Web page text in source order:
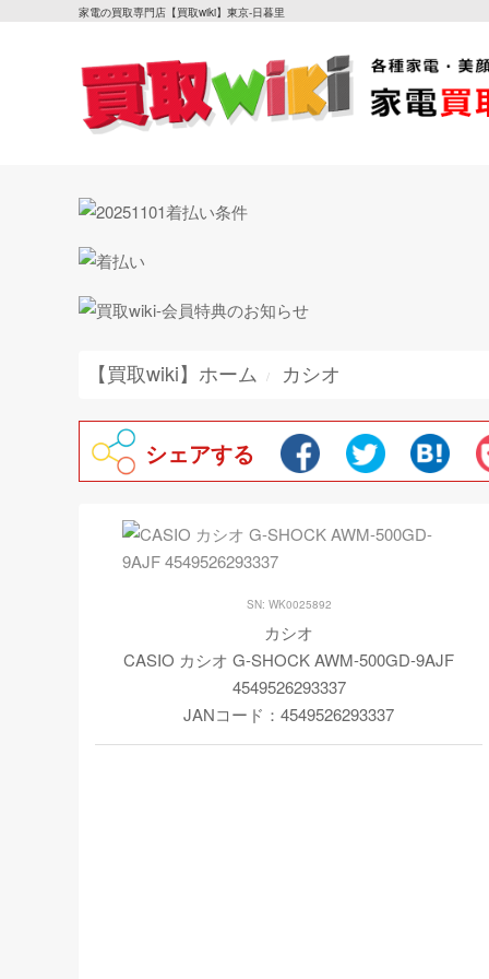
家電の買取専門店【買取wiki】東京-日暮里
【買取wiki】ホーム カシオ
シェアする
SN: WK0025892
カシオ
CASIO カシオ G-SHOCK AWM-500GD-9AJF
4549526293337
JANコード：4549526293337